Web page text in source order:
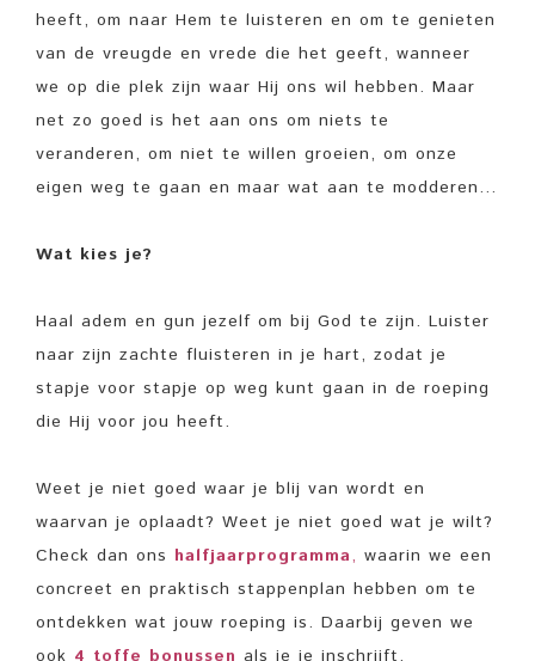
heeft, om naar Hem te luisteren en om te genieten
van de vreugde en vrede die het geeft, wanneer
we op die plek zijn waar Hij ons wil hebben. Maar
net zo goed is het aan ons om niets te
veranderen, om niet te willen groeien, om onze
eigen weg te gaan en maar wat aan te modderen…
Wat kies je?
Haal adem en gun jezelf om bij God te zijn. Luister
naar zijn zachte fluisteren in je hart, zodat je
stapje voor stapje op weg kunt gaan in de roeping
die Hij voor jou heeft.
Weet je niet goed waar je blij van wordt en
waarvan je oplaadt? Weet je niet goed wat je wilt?
Check dan ons halfjaarprogramma, waarin we een
concreet en praktisch stappenplan hebben om te
ontdekken wat jouw roeping is. Daarbij geven we
ook 4 toffe bonussen als je je inschrijft.